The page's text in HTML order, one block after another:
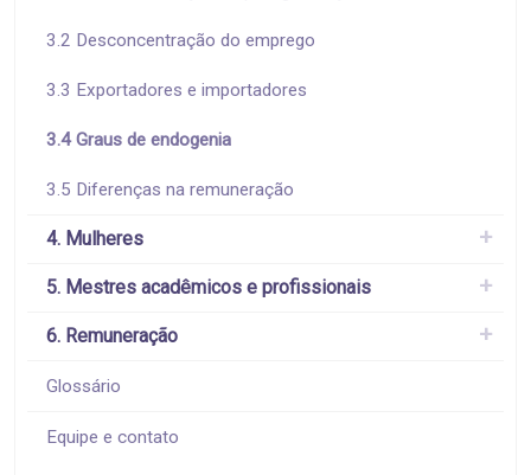
3.2 Desconcentração do emprego
3.3 Exportadores e importadores
3.4 Graus de endogenia
3.5 Diferenças na remuneração
4. Mulheres
5. Mestres acadêmicos e profissionais
6. Remuneração
Glossário
Equipe e contato